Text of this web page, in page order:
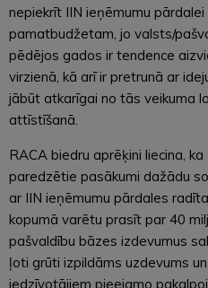
nepiekrīt IIN ieņēmumu
pamatbudžetam, jo valsts/
pēdējos gados ir tendence
virzienā, kā arī ir pretrunā ar
jābūt atkarīgai no tās veikuma
attīstīšanā.
RACA biedru aprēķini liecina,
paredzētie pasākumi dažādu
ar IIN ieņēmumu pārdales
kopumā varētu prasīt par 40
pašvaldību bāzes izdevumus
ļoti grūti izpildāms uzdevums
iedzīvotājiem pieejamo